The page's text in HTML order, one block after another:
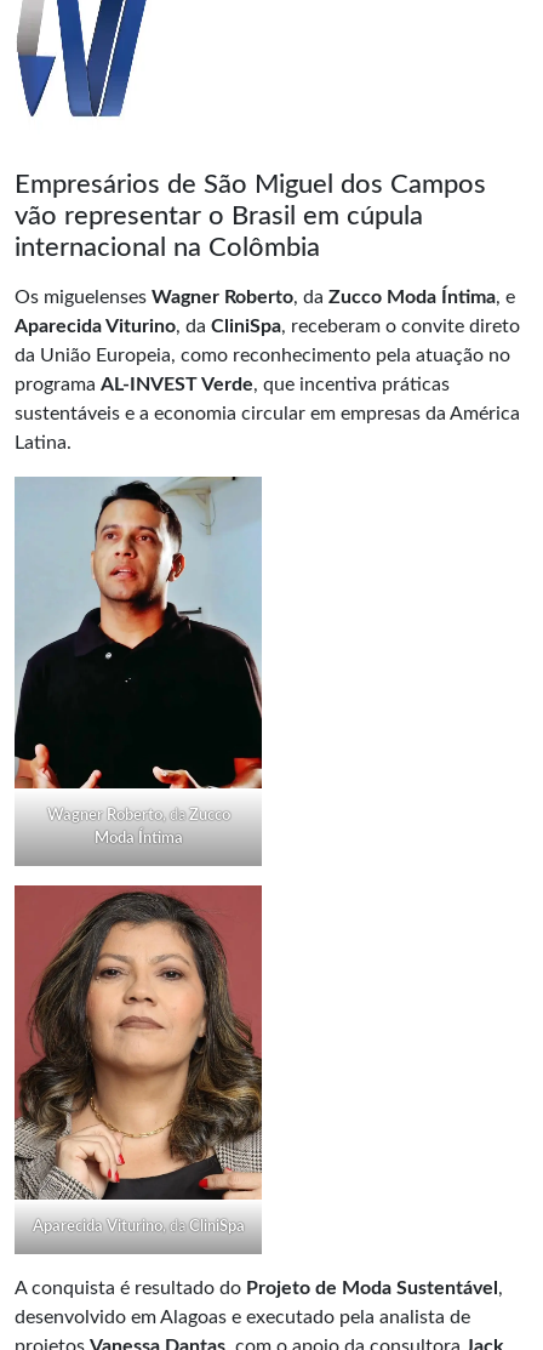
Empresários de São Miguel dos Campos
vão representar o Brasil em cúpula
internacional na Colômbia
Os miguelenses Wagner Roberto, da Zucco Moda Íntima, e
Aparecida Viturino, da CliniSpa, receberam o convite direto
da União Europeia, como reconhecimento pela atuação no
programa AL-INVEST Verde, que incentiva práticas
sustentáveis e a economia circular em empresas da América
Latina.
Wagner Roberto, daZucco
Moda Íntima
Aparecida Viturino, daCliniSpa
A conquista é resultado do Projeto de Moda Sustentável ,
desenvolvido em Alagoas e executado pela analista de